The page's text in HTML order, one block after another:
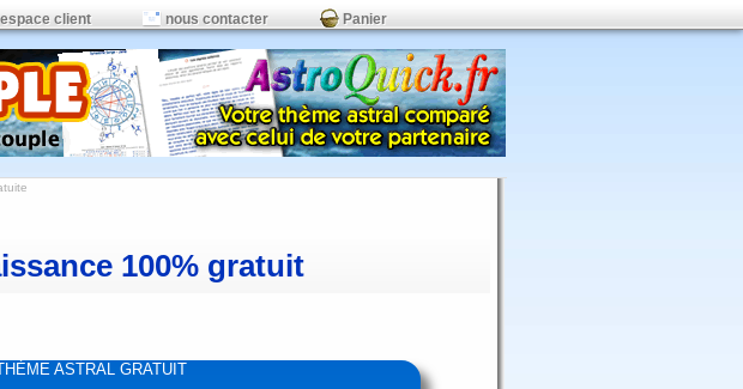
espace client nous contacter Panier
100% gratuit
ASTRAL GRATUIT